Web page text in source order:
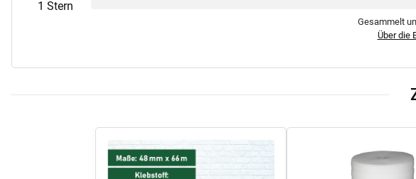
1 Stern
Gesammelt
Über die